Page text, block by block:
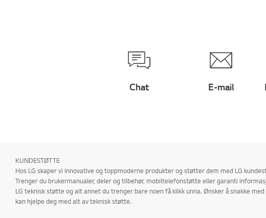
Chat E-mail
KUNDESTØTTE
Hos LG skaper vi innovative og toppmoderne produkter og støtter dem med LG
Trenger du brukermanualer, deler og tilbehør, mobiltelefonstøtte eller garanti
LG teknisk støtte og alt annet du trenger bare noen få klikk unna. Ønsker å snakke
kan hjelpe deg med alt av teknisk støtte.